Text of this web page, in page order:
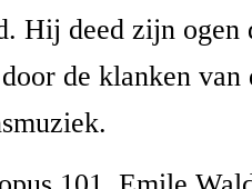
Hij deed zijn
de klanken van